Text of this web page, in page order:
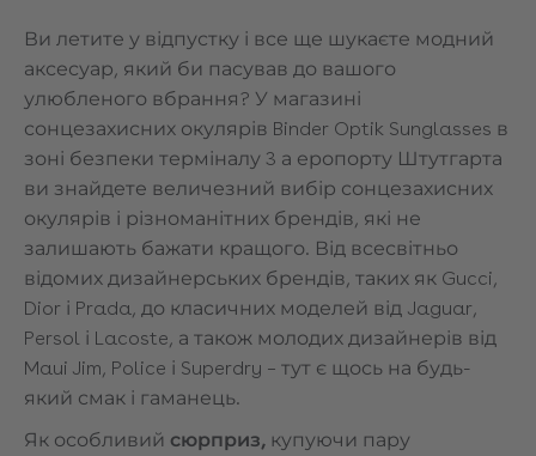
Ви летите у відпустку і все ще шукаєте модний
аксесуар, який би пасував до вашого
улюбленого вбрання? У магазині
сонцезахисних окулярів Binder Optik Sunglasses в
зоні безпеки терміналу 3 а еропорту Штутгарта
ви знайдете величезний вибір сонцезахисних
окулярів і різноманітних брендів, які не
залишають бажати кращого. Від всесвітньо
відомих дизайнерських брендів, таких як Gucci,
Dior і Prada, до класичних моделей від Jaguar,
Persol і Lacoste, а також молодих дизайнерів від
Maui Jim, Police і Superdry – тут є щось на будь-
який смак і гаманець.
Як особливий сюрприз, купуючи пару